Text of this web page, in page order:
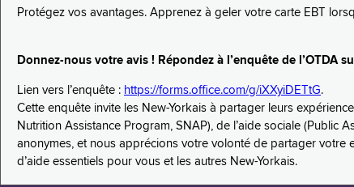
Protégez vos avantages. Apprenez à geler votre carte EBT
Donnez-nous votre avis ! Répondez à l’enquête de l’OTDA
Lien vers l’enquête : https://forms.office.com/g/iXXyiDETtG.
Cette enquête invite les New-Yorkais à partager leurs
Nutrition Assistance Program, SNAP), de l’aide sociale (Public
anonymes, et nous apprécions votre volonté de partager
d’aide essentiels pour vous et les autres New-Yorkais.